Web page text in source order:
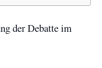
der Debatte im